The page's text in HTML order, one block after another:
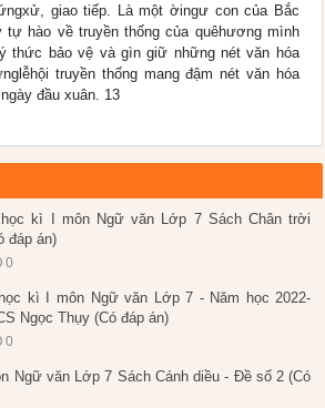
giao tiếp. Là một ờingư con của Bắc
tự hào về truyền thống của quêhương mình
thức bảo vệ và gìn giữ những nét văn hóa
truyền thống mang đậm nét văn hóa
đầu xuân. 13
kì I môn Ngữ văn Lớp 7 Sách Chân trời
đáp án)
0
kì I môn Ngữ văn Lớp 7 - Năm học 2022-
Ngọc Thụy (Có đáp án)
0
Ngữ văn Lớp 7 Sách Cánh diều - Đề số 2 (Có